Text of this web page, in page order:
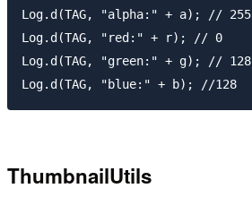
Log.d(TAG, "alpha:" + a); // 255
Log.d(TAG, "red:" + r); // 0
Log.d(TAG, "green:" + g); // 128
ThumbnailUtils